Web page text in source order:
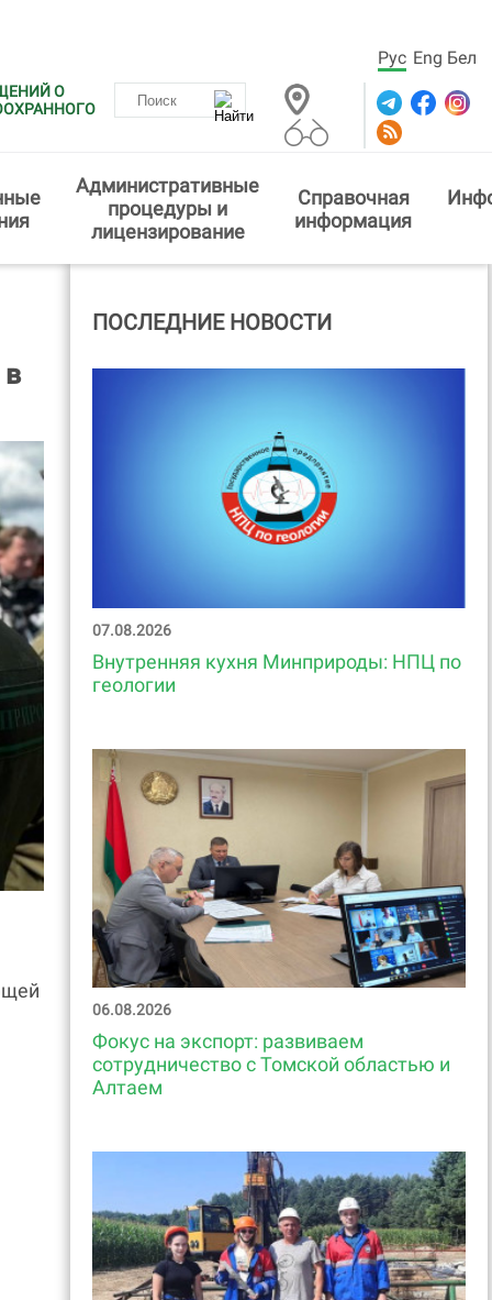
Рус Eng Бел
О
Административные
процедуры и
лицензирование
Справочная
информация
ПОСЛЕДНИЕ НОВОСТИ
07.08.2026
Внутренняя кухня Минприроды: НПЦ по
геологии
06.08.2026
Фокус на экспорт: развиваем
сотрудничество с Томской областью и
Алтаем